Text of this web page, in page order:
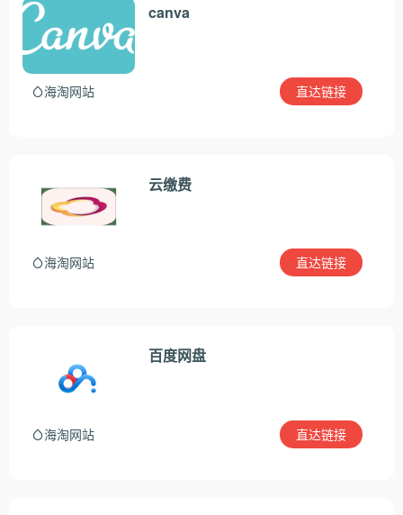
canva
海淘网站 直达链接
云缴费
海淘网站 直达链接
百度网盘
海淘网站 直达链接